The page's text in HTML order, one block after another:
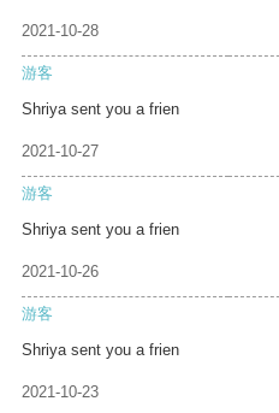
2021-10-28
游客
Shriya sent you a frien
2021-10-27
游客
Shriya sent you a frien
2021-10-26
游客
Shriya sent you a frien
2021-10-23